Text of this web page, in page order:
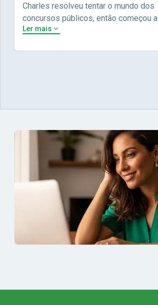
Charles resolveu tentar o mundo dos
concursos públicos, então começou a
estudar com contéudo gratuito que a
e em seguida veio o resultado,
aprovado com mérito no concurso do
Banrisul.Charles Kelvin Friske -
Aprovado no Banrisul
Ler mais